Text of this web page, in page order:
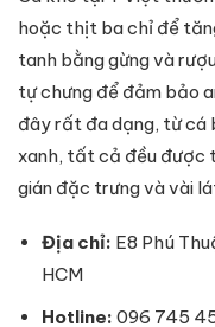
hoặc thịt ba chỉ để
tanh bằng gừng và
tự chưng để đảm bảo
đây rất đa dạng, từ cá
xanh, tất cả đều được
gián đặc trưng và vài
Địa chỉ: E8 Phú
HCM
Hotline: 096 745